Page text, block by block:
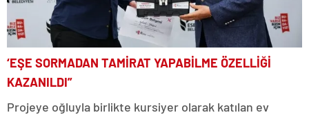
‘EŞE SORMADAN TAMİRAT YAPABİLME ÖZELLİĞİ
KAZANILDI”
Projeye oğluyla birlikte kursiyer olarak katılan ev